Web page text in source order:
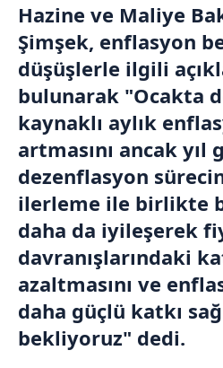
Hazine ve Maliye
Şimşek, enflasyon
düşüşlerle ilgili
bulunarak "Ocakta
kaynaklı aylık
artmasını ancak yıl
dezenflasyon
ilerleme ile birlikte
daha da iyileşerek
davranışlarındaki
azaltmasını ve
daha güçlü katkı
bekliyoruz" dedi.